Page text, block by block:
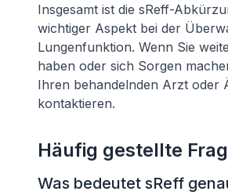
Insgesamt ist die sReff-
wichtiger Aspekt bei der
Lungenfunktion. Wenn Sie
haben oder sich Sorgen
Ihren behandelnden Arzt oder
kontaktieren.
Häufig gestellte
Was bedeutet sReff